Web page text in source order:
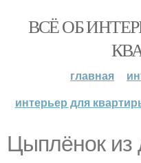
ВСЁ ОБ
главная
интерьер для
Цыплёнок из